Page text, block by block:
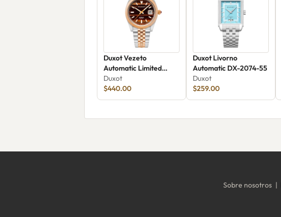
Duxot Vezeto
Automatic Limited
Edition DX-2061-HH
Duxot
$440.00
Duxot Livorno
Automatic DX-2074-55
Duxot
$259.00
Sobre nosotros |